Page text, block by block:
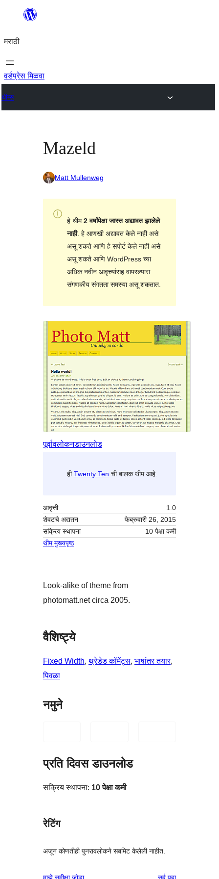
सामुग्रीवर
मराठी
वर्डप्रेस मिळवा
थीम्स
Mazeld
Matt Mullenweg
हे थीम2 वर्षांपेक्षा जास्त अद्यावत झालेले
नाही. हे आणखी अद्यावत केले नाही असे
असू शकते आणि हे सपोर्ट केले नाही असे
असू शकते आणि WordPress च्या
अधिक नवीन आवृत्त्यांसह वापरल्यास
संगणकीय संगतता समस्या असू शकतात.
पूर्वावलोकनडाउनलोड
हीTwenty Ten ची बालक थीम आहे.
आवृत्ती
1.0
शेवटचे अद्यतन
फेब्रुवारी 26, 2015
सक्रिय स्थापना
10 पेक्षा कमी
थीम मुख्यपृष्ठ
Look-alike of theme from
photomatt.net circa 2005.
वैशिष्ट्ये
Fixed Width, थ्रेडेड कॉमेंट्स, भाषांतर तयार
पिवळा
नमुने
प्रति दिवस डाउनलोड
सक्रिय स्थापना: 10 पेक्षा कमी
रेटिंग
अजून कोणतीही पुनरावलोकने सबमिट केलेली नाहीत.
माझे समीक्षा जोडा सर्वपुनरावलोकने
पहा